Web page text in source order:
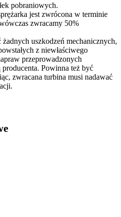
pobraniowych.
jest zwrócona w terminie
zwracamy 50%
żadnych uszkodzeń mechanicznych,
z niewłaściwego
przeprowadzonych
Powinna też być
zwracana turbina musi nadawać